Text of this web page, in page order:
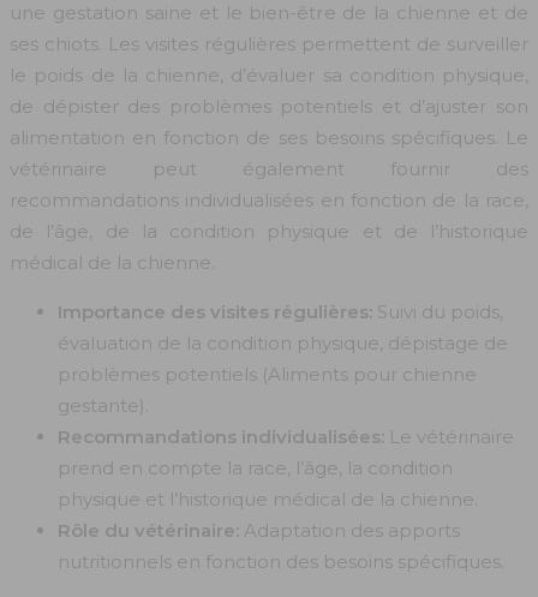
une gestation saine et le bien-être de la chienne et de
ses chiots. Les visites régulières permettent de surveiller
le poids de la chienne, d’évaluer sa condition physique,
de dépister des problèmes potentiels et d’ajuster son
alimentation en fonction de ses besoins spécifiques. Le
vétérinaire peut également fournir des
recommandations individualisées en fonction de la race,
de l’âge, de la condition physique et de l’historique
médical de la chienne.
Importance des visites régulières: Suivi du poids,
évaluation de la condition physique, dépistage de
problèmes potentiels (Aliments pour chienne
gestante).
Recommandations individualisées: Le vétérinaire
prend en compte la race, l’âge, la condition
physique et l’historique médical de la chienne.
Rôle du vétérinaire: Adaptation des apports
nutritionnels en fonction des besoins spécifiques.